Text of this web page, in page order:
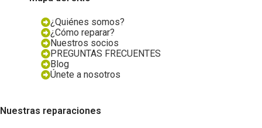
¿Quiénes somos?
¿Cómo reparar?
Nuestros socios
PREGUNTAS FRECUENTES
Blog
Únete a nosotros
Nuestras reparaciones